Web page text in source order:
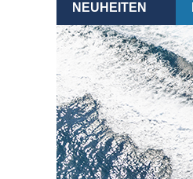
NEUHEITEN